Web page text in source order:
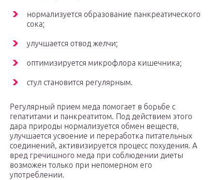
нормализуется образование панкреатического
сока;
улучшается отвод желчи;
оптимизируется микрофлора кишечника;
стул становится регулярным.
Регулярный прием меда помогает в борьбе с
гепатитами и панкреатитом. Под действием этого
дара природы нормализуется обмен веществ,
улучшается усвоение и переработка питательных
соединений, активизируется процесс похудения. А
вред гречишного меда при соблюдении диеты
возможен только при непомерном его
употреблении.